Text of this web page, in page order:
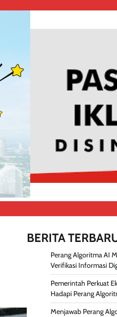
BERITA
Perang Algoritma AI
Verifikasi Informasi
Pemerintah Perkuat
Hadapi Perang
Menjawab Perang